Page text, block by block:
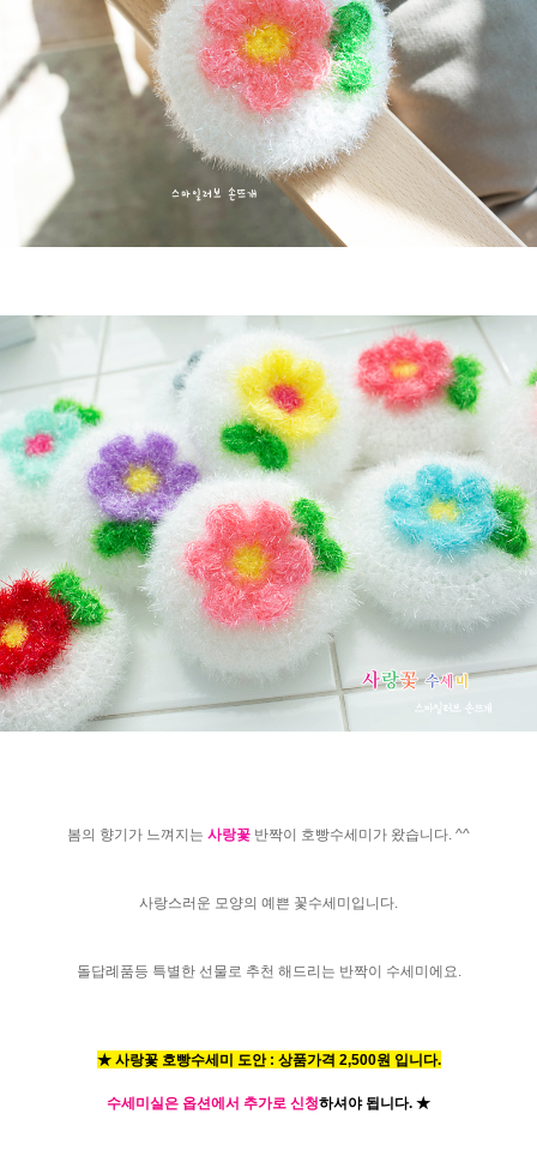
봄의 향기가 느껴지는 사랑꽃 반짝이 호빵수세미가 왔습니다. ^^
사랑스러운 모양의 예쁜 꽃수세미입니다.
돌답례품등 특별한 선물로 추천 해드리는 반짝이 수세미에요.
★ 사랑꽃 호빵수세미 도안 : 상품가격 2,500원 입니다.
수세미실은 옵션에서 추가로 신청하셔야 됩니다. ★